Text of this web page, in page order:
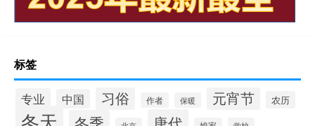
标签
专业 中国 习俗 作者 保暖 元宵节 农历
冬天